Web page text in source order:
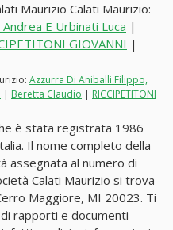
Maurizio Calati Maurizio:
E Urbinati Luca |
GIOVANNI |
Azzurra Di Aniballi Filippo,
| Beretta Claudio | RICCIPETITONI
è stata registrata 1986
Il nome completo della
assegnata al numero di
Calati Maurizio si trova
Maggiore, MI 20023. Ti
rapporti e documenti